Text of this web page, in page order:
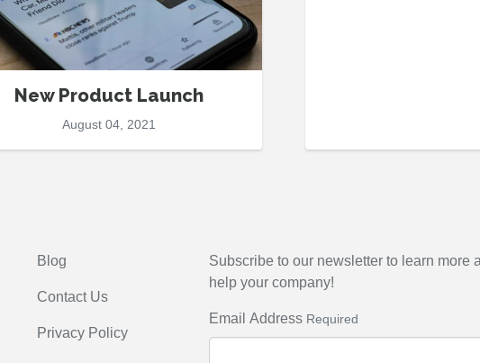
New Product Launch
August 04, 2021
Blog
Contact Us
Privacy Policy
Subscribe to our newsletter to learn more
help your company!
Email Address Required